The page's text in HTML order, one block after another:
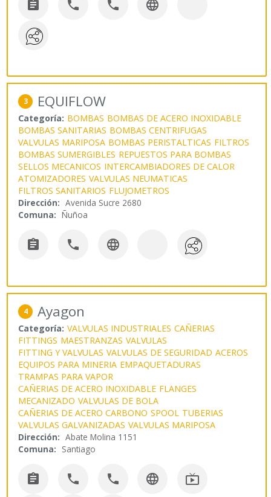
   
3 EQUIFLOW
Categoría: BOMBAS BOMBAS DE ACERO INOXIDABLE
BOMBAS SANITARIAS BOMBAS CENTRIFUGAS
VALVULAS MARIPOSA BOMBAS PERISTALTICAS FILTROS
BOMBAS SUMERGIBLES REPUESTOS PARA BOMBAS
SELLOS MECANICOS INTERCAMBIADORES DE CALOR
ATOMIZADORES VALVULAS NEUMATICAS
FILTROS SANITARIOS FLUJOMETROS
Dirección: Avenida Sucre 2680
Comuna: Ñuñoa
  
4 Ayagon
Categoría: VALVULAS INDUSTRIALES CAÑERIAS
FITTINGS MAESTRANZAS VALVULAS
FITTING Y VALVULAS VALVULAS DE SEGURIDAD ACEROS
EQUIPOS PARA MINERIA EMPAQUETADURAS
TRAMPAS PARA VAPOR
CAÑERIAS DE ACERO INOXIDABLE FLANGES
MECANIZADO VALVULAS DE BOLA
CAÑERIAS DE ACERO CARBONO SPOOL TUBERIAS
VALVULAS GALVANIZADAS VALVULAS MARIPOSA
Dirección: Abate Molina 1151
Comuna: Santiago
    